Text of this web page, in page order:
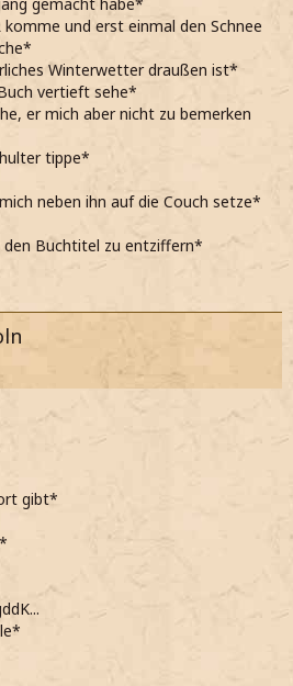
und erst einmal den Schnee
Winterwetter draußen ist*
vertieft sehe*
er mich aber nicht zu bemerken
tippe*
neben ihn auf die Couch setze*
Buchtitel zu entziffern*
gibt*